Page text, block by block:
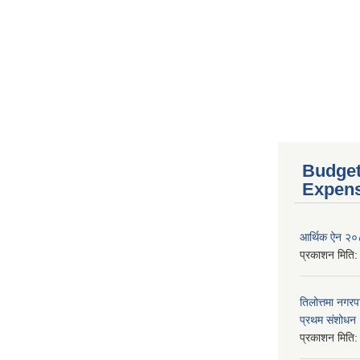
आर्थिक ऐन
प्रकाशन मिति:
तिलोत्तमा
प्रथम
प्रकाशन मिति: